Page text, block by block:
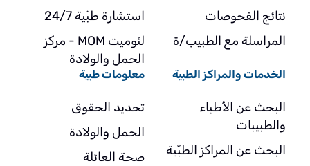
نتائج الفحوصات
المراسلة مع الطبيب/ة
استشارة طبّية 24/7
لئوميت MOM - مركز
الحمل والولادة
الخدمات والمراكز الطبية
البحث عن الأطباء
والطبيبات
البحث عن المراكز الطبّية
معلومات طبية
تحديد الحقوق
الحمل والولادة
صحة العائلة